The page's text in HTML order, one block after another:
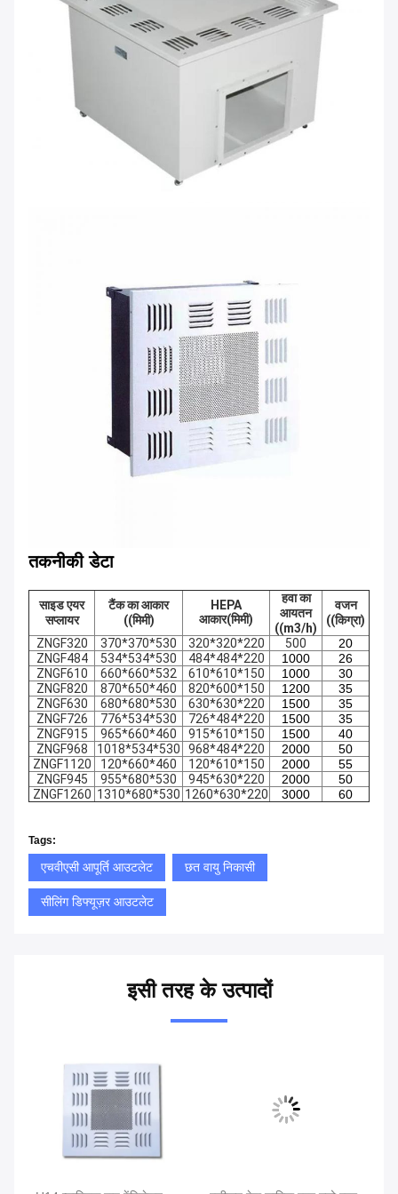
तकनीकी डेटा
साइड एयर
सप्लायर
टैंक का आकार
((मिमी)
HEPA
आकार(मिमी)
हवा का
आयतन
((m3/h)
वजन
((किग्रा)
ZNGF320
370*370*530 320*320*220 500
20
ZNGF484
534*534*530 484*484*220 1000
26
ZNGF610
660*660*532 610*610*150 1000
30
ZNGF820
870*650*460 820*600*150 1200
35
ZNGF630
680*680*530 630*630*220 1500
35
ZNGF726
776*534*530 726*484*220 1500
35
ZNGF915
965*660*460 915*610*150 1500
40
ZNGF968
1018*534*530 968*484*220 2000
50
ZNGF1120
120*660*460 120*610*150 2000
55
ZNGF945
955*680*530 945*630*220 2000
50
ZNGF1260 1310*680*530 1260*630*220 3000 60
Tags:
एचवीएसी आपूर्ति आउटलेट छत वायु निकासी
सीलिंग डिफ्यूज़र आउटलेट
इसी तरह के उत्पादों